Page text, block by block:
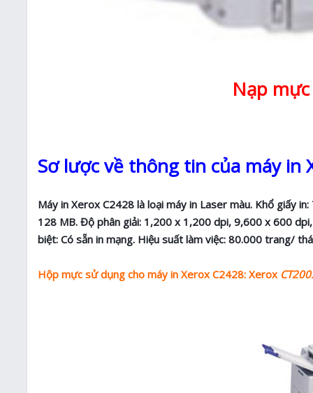
Nạp
Sơ lược về thông tin của máy in
Máy in Xerox C2428 là loại máy in Laser màu. Khổ giấy
128 MB. Độ phân giải: 1,200 x 1,200 dpi, 9,600 x 600
biệt: Có sẵn in mạng. Hiệu suất làm việc: 80.000 trang/
Hộp mực sử dụng cho máy in Xerox C2428: Xerox